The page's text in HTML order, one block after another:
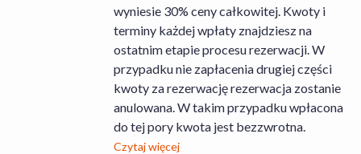
wyniesie 30% ceny całkowitej. Kwoty i
terminy każdej wpłaty znajdziesz na
ostatnim etapie procesu rezerwacji. W
przypadku nie zapłacenia drugiej części
kwoty za rezerwację rezerwacja zostanie
anulowana. W takim przypadku wpłacona
do tej pory kwota jest bezzwrotna.
Czytaj więcej